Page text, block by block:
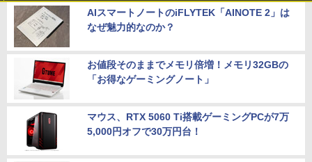
AIスマートノートのiFLYTEK「AINOTE 2」は
なぜ魅力的なのか？
お値段そのままでメモリ倍増！メモリ32GBの
「お得なゲーミングノート」
マウス、RTX 5060 Ti搭載ゲーミングPCが7万
5,000円オフで30万円台！